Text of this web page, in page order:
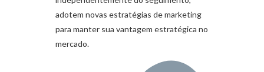
adotem novas estratégias de marketing
para manter sua vantagem estratégica no
mercado.